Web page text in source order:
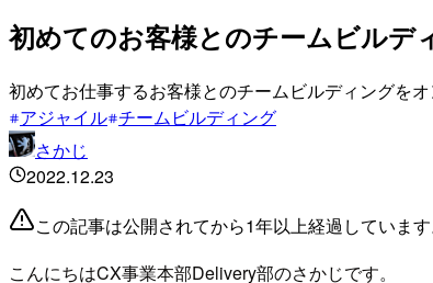
初めてのお客様とのチームビルデ
初めてお仕事するお客様とのチームビルディングを
アジャイル チームビルディング
さかじ
2022.12.23
この記事は公開されてから1年以上経過していま
こんにちはCX事業本部Delivery部のさかじです。